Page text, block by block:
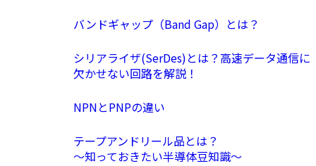
バンドギャップ（Band Gap）とは？
シリアライザ(SerDes)とは？高速データ通信に
欠かせない回路を解説！
NPNとPNPの違い
テープアンドリール品とは？
〜知っておきたい半導体豆知識〜